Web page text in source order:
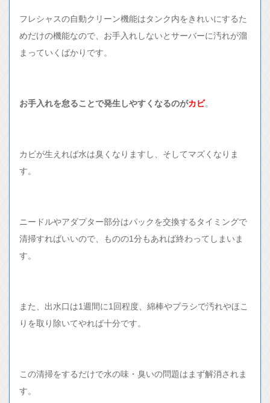
フレシャスの自動クリーン機能はタンク内をきれいにするた
めだけの機能なので、お手入れしないとサーバーに汚れが溜
まっていくばかりです。
お手入れを怠ることで発生しやすくなるのがカビ。
カビが生えれば水は臭くなりますし、そしてマズくなりま
す。
ニードルやアダプター部分はパックを交換するタイミングで
清掃すればいいので、ものの1分もあれば終わってしまいま
す。
また、出水口は1週間に1回程度、綿棒やブラシで汚れやほこ
りを取り除いてやれば十分です。
この清掃をするだけで水の味・臭いの問題はまず解消されま
す。